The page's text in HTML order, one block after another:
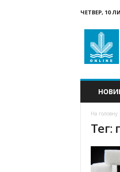
ЧЕТВЕР, 10
онлайн
На головну
Тег: